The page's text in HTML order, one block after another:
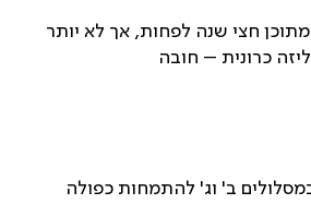
ומתוכן חצי שנה לפחות, אך לא יותר
כרונית – חובה
ב' וג' להתמחות כפולה